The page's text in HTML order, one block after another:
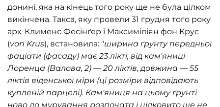
донині, яка на кінець того року ще не була цілком
викінчена. Такса, яку провели 31 грудня того року
арх. Клименс Фесінґер і Максиміліян фон Крус
(von Krus), встановила: "ширина ґрунту передньої
фаціати (фасаду) має 23 лікті, від кам'яниці
Лоренца (Валова, 2) — 20 ліктів, довжина — 55
ліктів віденської міри (ці розміри відповідають
купленій парцелі). Кам'яниця на цьому ґрунті
ново до мурування розпочата і цілковито ще не